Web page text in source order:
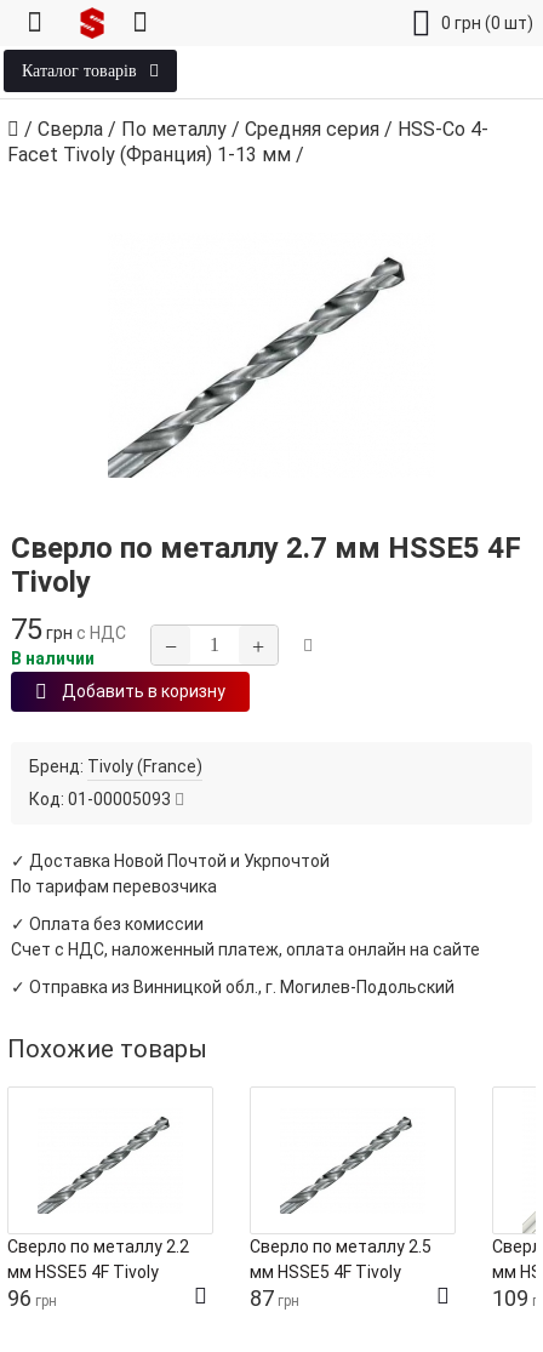
0 грн (0 шт)
Каталог товарів
/ Сверла / По металлу / Средняя серия / HSS-Co 4-
Facet Tivoly (Франция) 1‑13 мм /
Сверло по металлу 2.7 мм HSSE5 4F
Tivoly
75грн с НДС
В наличии
− +
Добавить в коризну
Бренд: Tivoly (France)
Код: 01-00005093
✓ Доставка Новой Почтой и Укрпочтой
По тарифам перевозчика
✓ Оплата без комиссии
Счет с НДС, наложенный платеж, оплата онлайн на сайте
✓ Отправка из Винницкой обл., г. Могилев-Подольский
Похожие товары
Сверло по металлу 2.2
мм HSSE5 4F Tivoly
96 грн
Сверло по металлу 2.5
мм HSSE5 4F Tivoly
87 грн
мм
109